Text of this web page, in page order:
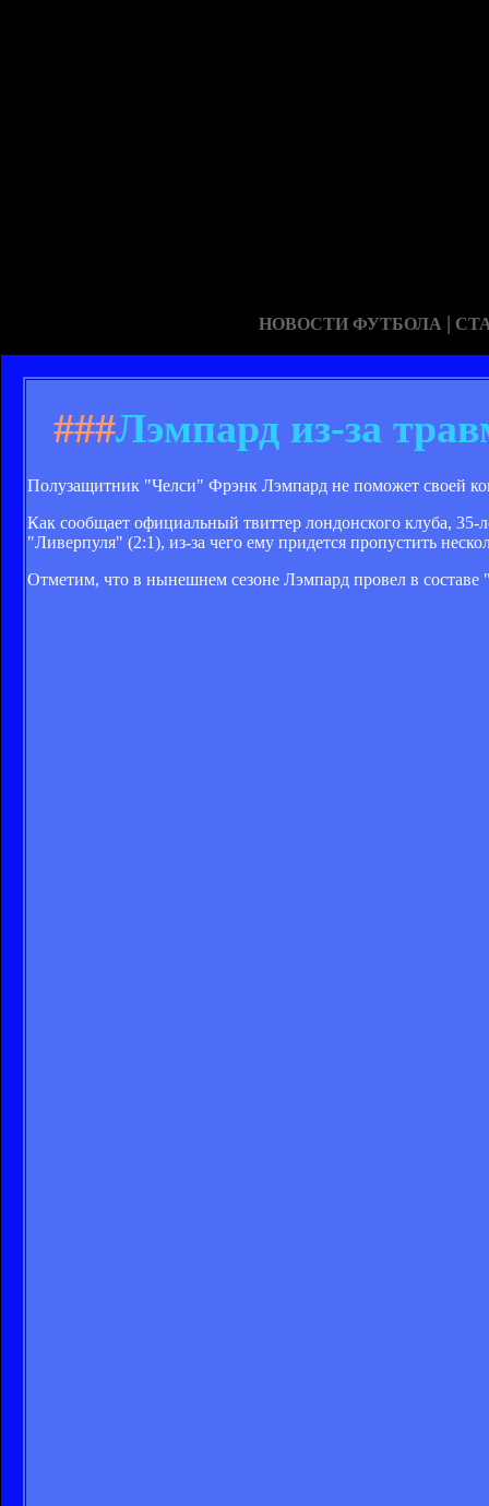
НОВОСТИ ФУТБОЛА |
###Лэмпард из-за
Полузащитник "Челси" Фрэнк Лэмпард не поможет своей
Как сообщает официальный твиттер лондонского клуба,
"Ливерпуля" (2:1), из-за чего ему придется пропустить
Отметим, что в нынешнем сезоне Лэмпард провел в составе